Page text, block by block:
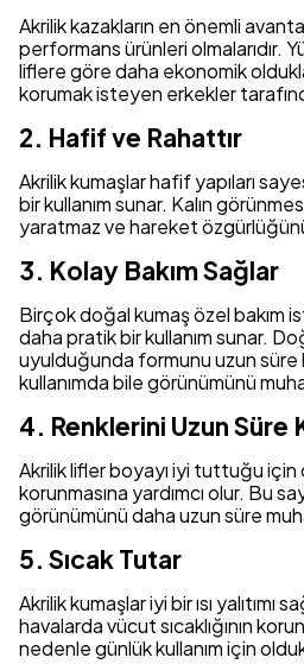
Akrilik kazakların en önemli
performans ürünleri olmalarıdır.
liflere göre daha ekonomik
korumak isteyen erkekler
2. Hafif ve Rahattır
Akrilik kumaşlar hafif yapıları
bir kullanım sunar. Kalın
yaratmaz ve hareket
3. Kolay Bakım Sağlar
Birçok doğal kumaş özel bakım
daha pratik bir kullanım sunar.
uyulduğunda formunu uzun süre
kullanımda bile görünümünü
4. Renklerini Uzun Süre
Akrilik lifler boyayı iyi tuttuğu için
korunmasına yardımcı olur. Bu
görünümünü daha uzun süre
5. Sıcak Tutar
Akrilik kumaşlar iyi bir ısı yalıtımı
havalarda vücut sıcaklığının
nedenle günlük kullanım için